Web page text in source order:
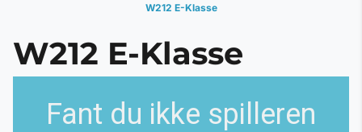
W212 E-Klasse
W212 E-Klasse
Fant du ikke spilleren